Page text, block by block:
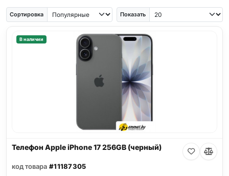
iPhone AiriPhone SESamsung Galaxy A56Samsung Galaxy A57 iPhone 17
Сортировка Показать
В наличии
Телефон Apple iPhone 17 256GB (черный)
код товара #11187305